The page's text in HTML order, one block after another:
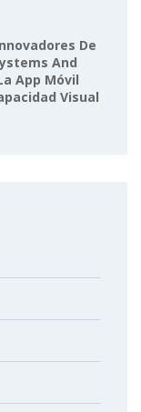
De
And
App Móvil
Visual